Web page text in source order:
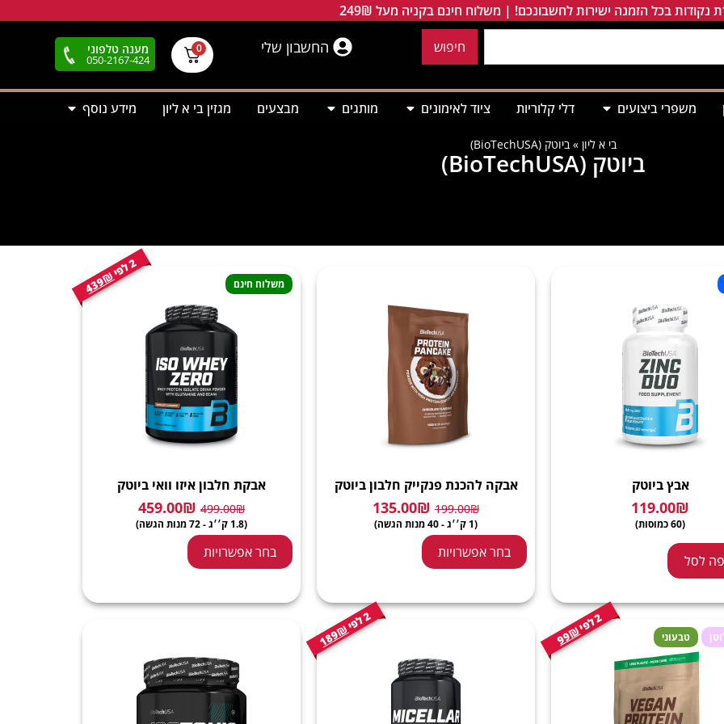
נקודות בכל הזמנה ישירות לחשבונכם! | משלוח חינם בקניה מעל 249₪
חיפוש החשבון שלי 0 מענה טלפוני
050-2167-424
משפרי ביצועים דלי קלוריות ציוד לאימונים מותגים מבצעים מגזין בי א ליון מידע נוסף
בי א ליון »ביוטק (BioTechUSA)
ביוטק (BioTechUSA)
אבץ ביוטק
119.00₪
(60 כמוסות)
לסל
אבקה להכנת פנקייק חלבון ביוטק
199.00₪
135.00₪
(1 ק׳׳ג - 40 מנות הגשה)
בחר אפשרויות
2
ל
פ
י
439₪ משלוח חינם
אבקת חלבון איזו וואי ביוטק
499.00₪
459.00₪
(1.8 ק׳׳ג - 72 מנות הגשה)
בחר אפשרויות
2
ל
פ
י
99₪ טבעוני
2
ל
פ
י
189₪